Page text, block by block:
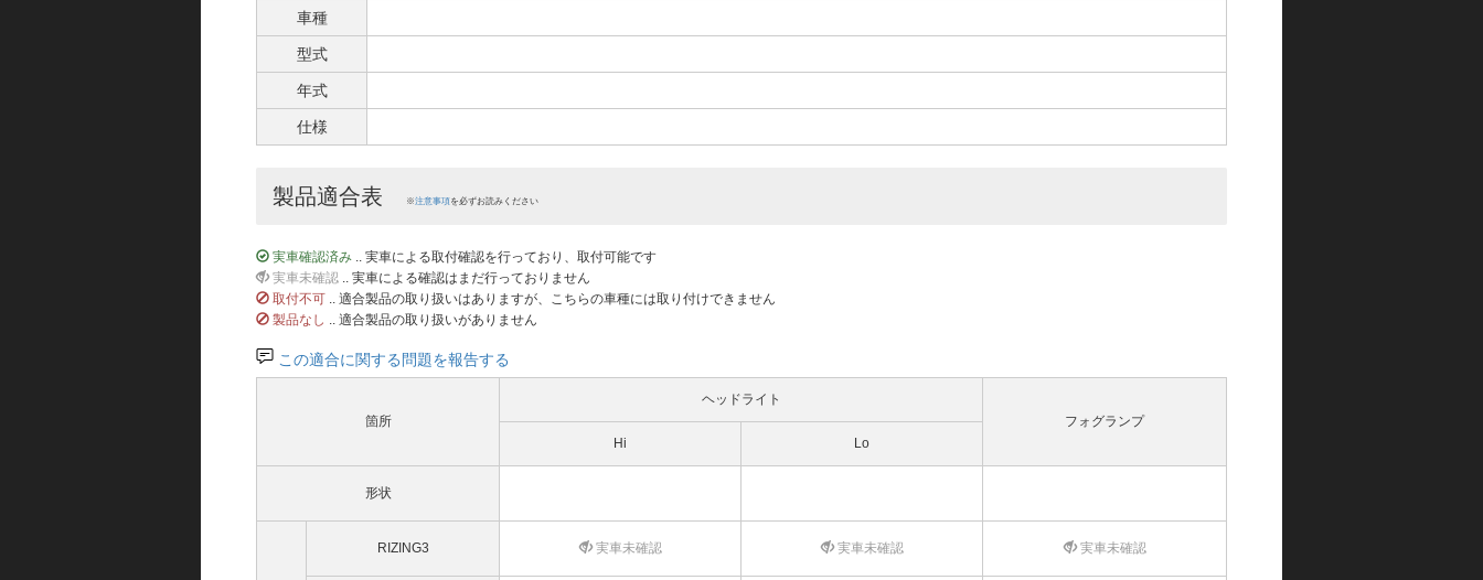
車種
型式
年式
仕様
製品適合表 ※注意事項を必ずお読みください
実車確認済み .. 実車による取付確認を行っており、取付可能です
実車未確認 .. 実車による確認はまだ行っておりません
取付不可 .. 適合製品の取り扱いはありますが、こちらの車種には取り付けできません
製品なし .. 適合製品の取り扱いがありません
この適合に関する問題を報告する
箇所
ヘッドライト
フォグランプ
Hi
Lo
形状
RIZING3 実車未確認 実車未確認 実車未確認